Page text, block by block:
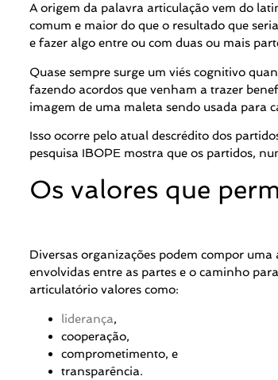
A origem da palavra articulação vem do
comum e maior do que o resultado que
e fazer algo entre ou com duas ou mais
Quase sempre surge um viés cognitivo
fazendo acordos que venham a trazer
imagem de uma maleta sendo usada para
Isso ocorre pelo atual descrédito dos
pesquisa IBOPE mostra que os partidos,
Os valores que
Diversas organizações podem compor
envolvidas entre as partes e o caminho
articulatório valores como:
liderança,
cooperação,
comprometimento, e
transparência.